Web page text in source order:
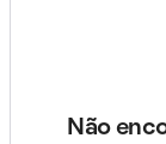
Não